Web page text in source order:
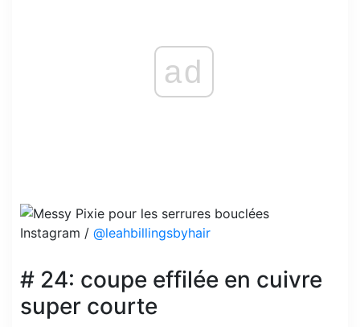
ad
Instagram / @leahbillingsbyhair
# 24: coupe effilée en cuivre
super courte